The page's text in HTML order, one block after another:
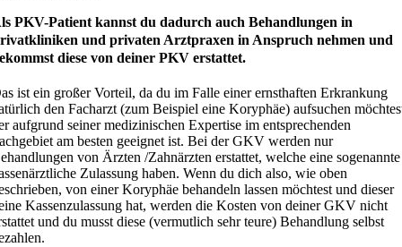
PKV-Patient kannst du dadurch auch Behandlungen in
und privaten Arztpraxen in Anspruch nehmen und
diese von deiner PKV erstattet.
ist ein großer Vorteil, da du im Falle einer ernsthaften Erkrankung
den Facharzt (zum Beispiel eine Koryphäe) aufsuchen
aufgrund seiner medizinischen Expertise im entsprechenden
am besten geeignet ist. Bei der GKV werden nur
von Ärzten /Zahnärzten erstattet, welche eine sogenannte
Zulassung haben. Wenn du dich also, wie oben
von einer Koryphäe behandeln lassen möchtest und dieser
Kassenzulassung hat, werden die Kosten von deiner GKV nicht
und du musst diese (vermutlich sehr teure) Behandlung selbst